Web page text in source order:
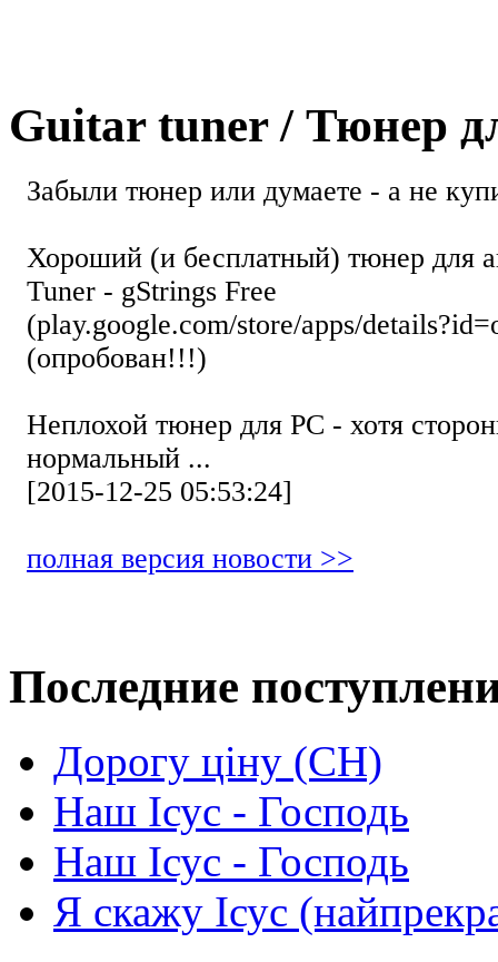
Guitar tuner / Тюнер
Забыли тюнер или думаете - а не
Хороший (и бесплатный) тюнер для
Tuner - gStrings Free
(play.google.com/store/apps/
(опробован!!!)
Неплохой тюнер для РС - хотя
нормальный ...
[2015-12-25 05:53:24]
полная версия новости >>
Последние
Дорогу ціну (СН)
Наш Ісус - Господь
Наш Ісус - Господь
Я скажу Ісус